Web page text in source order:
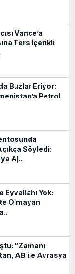
Vance’a
Ters İçerikli
Buzlar Eriyor:
Petrol
Söyledi:
Aj..
Eyvallahı Yok:
Olmayan
“Zamanı
AB ile Avrasya